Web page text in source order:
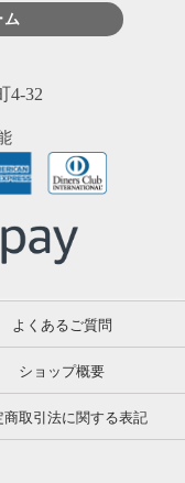
4-32
よくあるご質問
ショップ概要
商取引法に関する表記